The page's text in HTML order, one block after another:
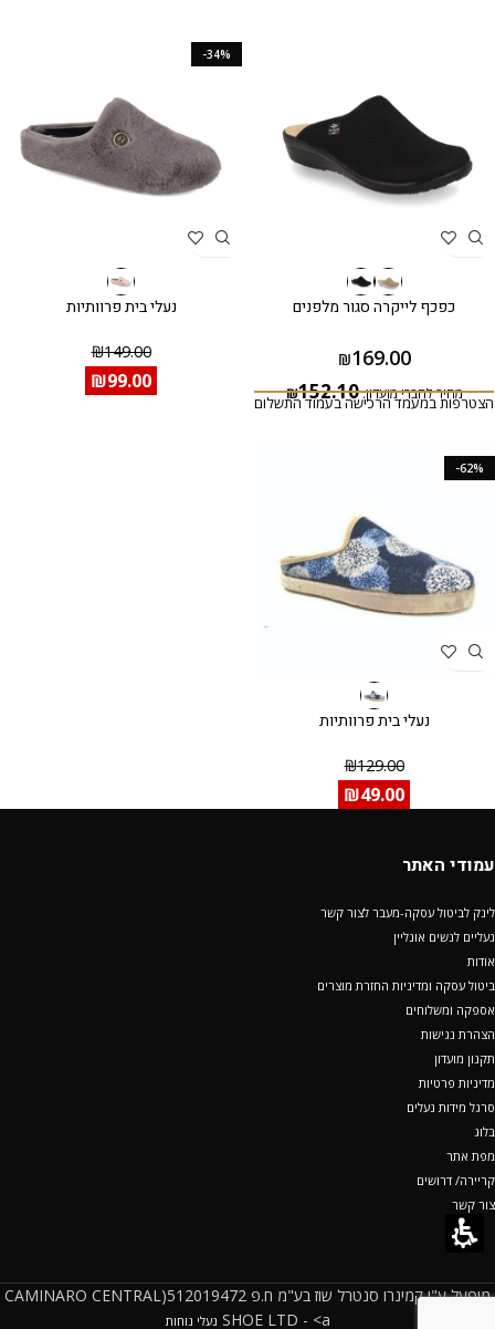
כפכף לייקרה סגור מלפנים
₪169.00
מחיר לחברי מועדון: ₪152.10
הצטרפות במעמד הרכישה בעמוד התשלום
-34%
נעלי בית פרוותיות
₪149.00
₪99.00
-62%
נעלי בית פרוותיות
₪129.00
₪49.00
עמודי האתר
לינק לביטול עסקה-מעבר לצור קשר
נעליים לנשים אונליין
אודות
ביטול עסקה ומדיניות החזרת מוצרים
אספקה ומשלוחים
הצהרת נגישות
תקנון מועדון
מדיניות פרטיות
סרגל מידות נעלים
בלוג
מפת אתר
קריירה/ דרושים
צור קשר
מופעל ע"י קמינרו סנטרל שוז בע"מ ח.פ 512019472(CAMINARO CENTRAL
SHOE LTD - <a נעלי נוחות